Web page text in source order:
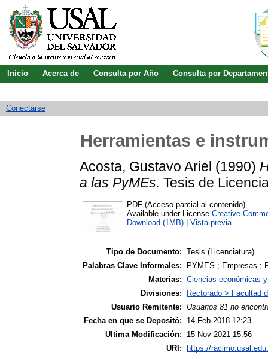
Inicio Acerca de Consulta por Año
Consulta por
Conectarse
Herramientas e
Acosta, Gustavo Ariel (1990)
a las PyMEs. Tesis de
PDF (Acceso parcial al contenido)
Available under License Creative
Download (1MB)
Vista previa
Tipo de Documento: Tesis (Licenciatura)
Palabras Clave Informales:
PYMES ; Empresas ;
Materias: Ciencias económicas
Divisiones:
Rectorado > Facultad
Usuario Remitente:
Usuarios 81 no
Fecha en que se Depositó:
14 Feb 2018 12:23
Ultima Modificación:
15 Nov 2021 15:56
URI:
https://